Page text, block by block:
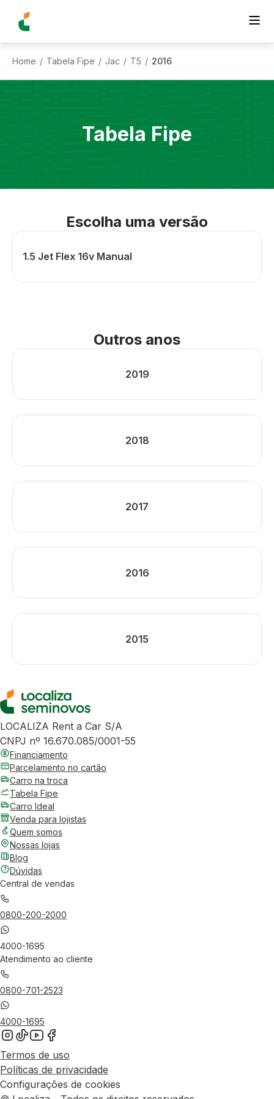
Home / Tabela Fipe / Jac / T5 / 2016
Tabela Fipe
Escolha uma versão
1.5 Jet Flex 16v Manual
Outros anos
2019
2018
2017
2016
2015
LOCALIZA Rent a Car S/A
CNPJ nº 16.670.085/0001-55
Financiamento
Parcelamento no cartão
Carro na troca
Tabela Fipe
Carro Ideal
Venda para lojistas
Quem somos
Nossas lojas
Blog
Dúvidas
Central de vendas
0800-200-2000
4000-1695
Atendimento ao cliente
0800-701-2523
4000-1695
Termos de uso
Políticas de privacidade
Configurações de cookies